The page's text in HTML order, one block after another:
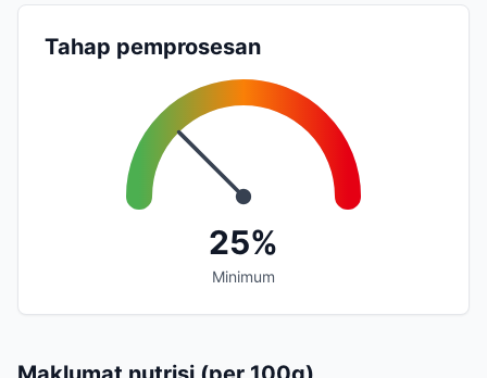
Tahap pemprosesan
25%
Minimum